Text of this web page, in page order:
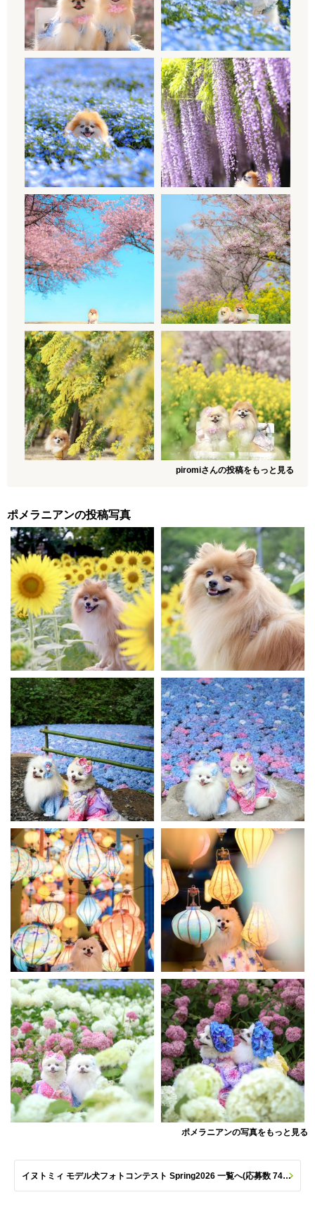
piromiさんの投稿をもっと見る
ポメラニアンの投稿写真
ポメラニアンの写真をもっと見る
イヌトミィ モデル犬フォトコンテスト Spring2026 一覧へ(応募数 747枚)